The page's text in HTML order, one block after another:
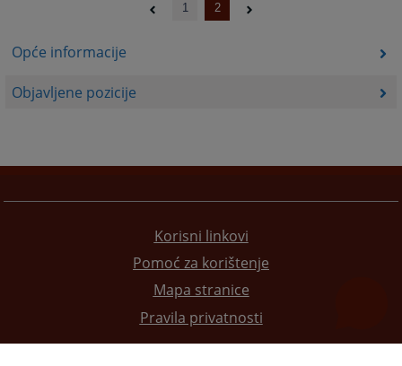
Opće informacije
Objavljene pozicije
1 2
Korisni linkovi
Pomoć za korištenje
Mapa stranice
Pravila privatnosti